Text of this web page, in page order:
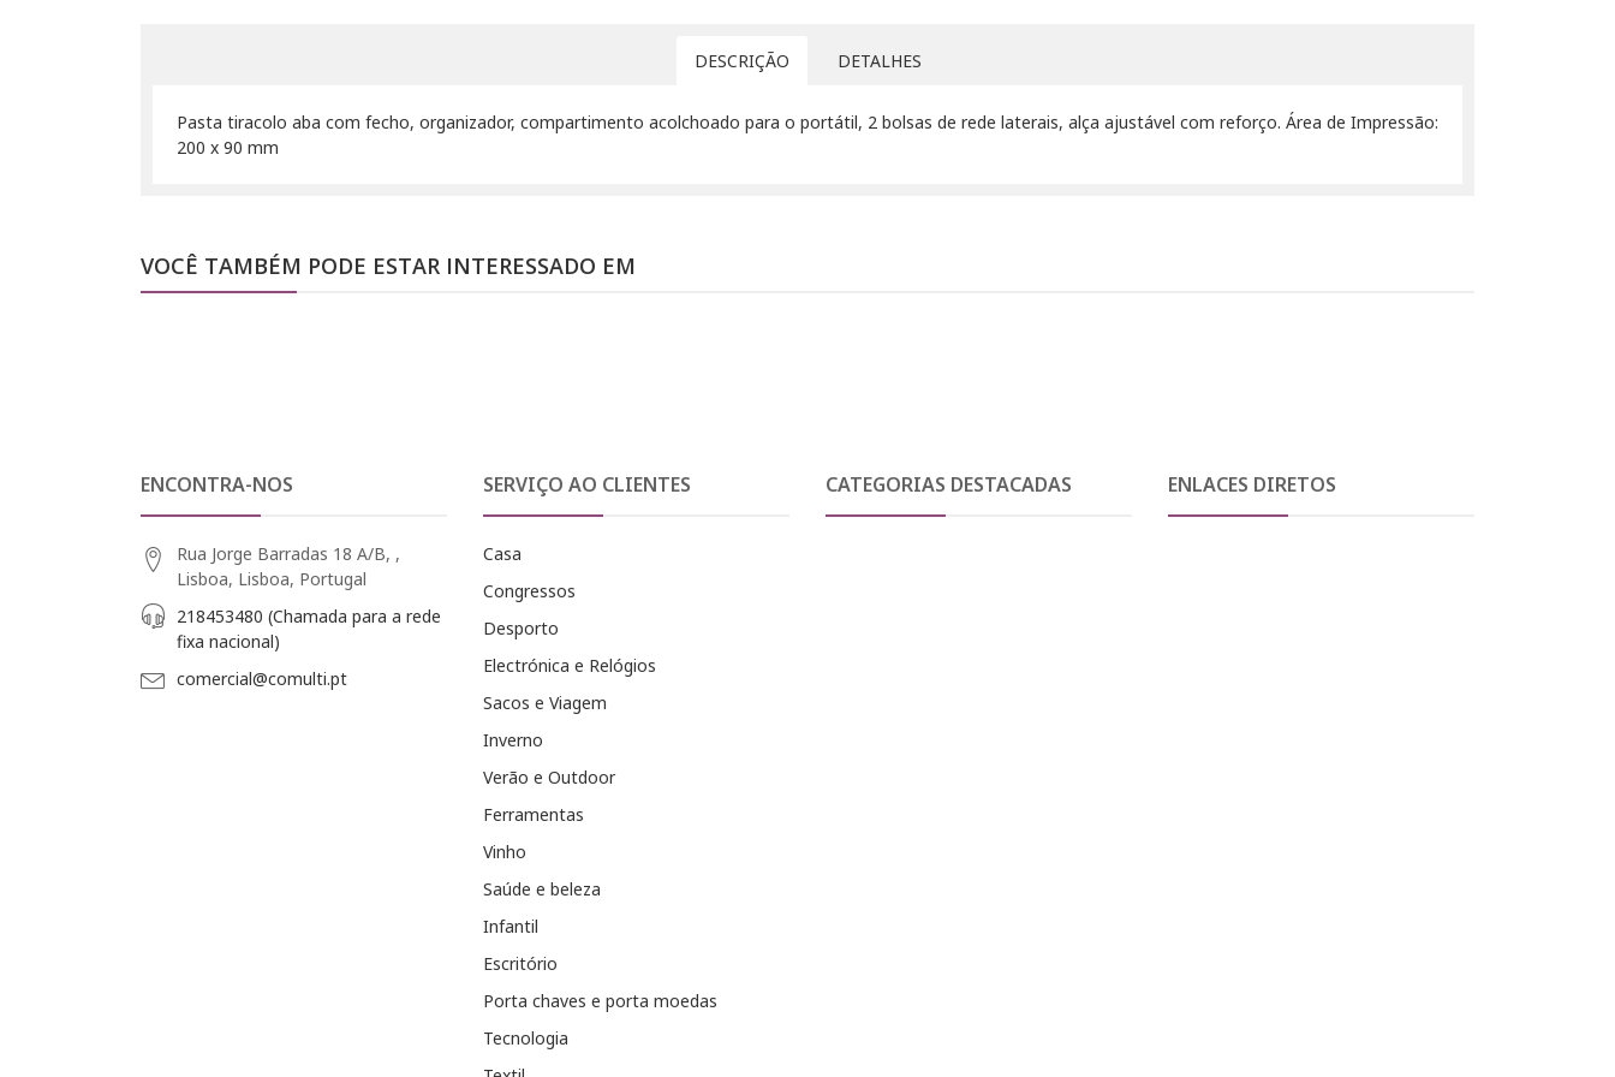
DESCRIÇÃO DETALHES
Pasta tiracolo aba com fecho, organizador, compartimento acolchoado para o portátil, 2 bolsas de rede laterais, alça ajustável com reforço. Área de Impressão:
200 x 90 mm
VOCÊ TAMBÉM PODE ESTAR INTERESSADO EM
ENCONTRA-NOS
Rua Jorge Barradas 18 A/B, ,
Lisboa, Lisboa, Portugal
218453480 (Chamada para a rede
fixa nacional)
comercial@comulti.pt
SERVIÇO AO CLIENTES
Casa
Congressos
Desporto
Electrónica e Relógios
Sacos e Viagem
Inverno
Verão e Outdoor
Ferramentas
Vinho
Saúde e beleza
Infantil
Escritório
Porta chaves e porta moedas
Tecnologia
CATEGORIAS DESTACADAS ENLACES DIRETOS